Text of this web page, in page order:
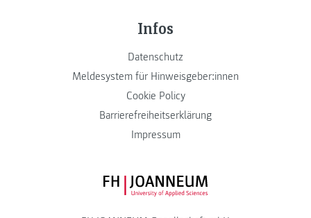
Infos
Datenschutz
Meldesystem für Hinweisgeber:innen
Cookie Policy
Barrierefreiheitserklärung
Impressum
FH JOANNEUM Logo